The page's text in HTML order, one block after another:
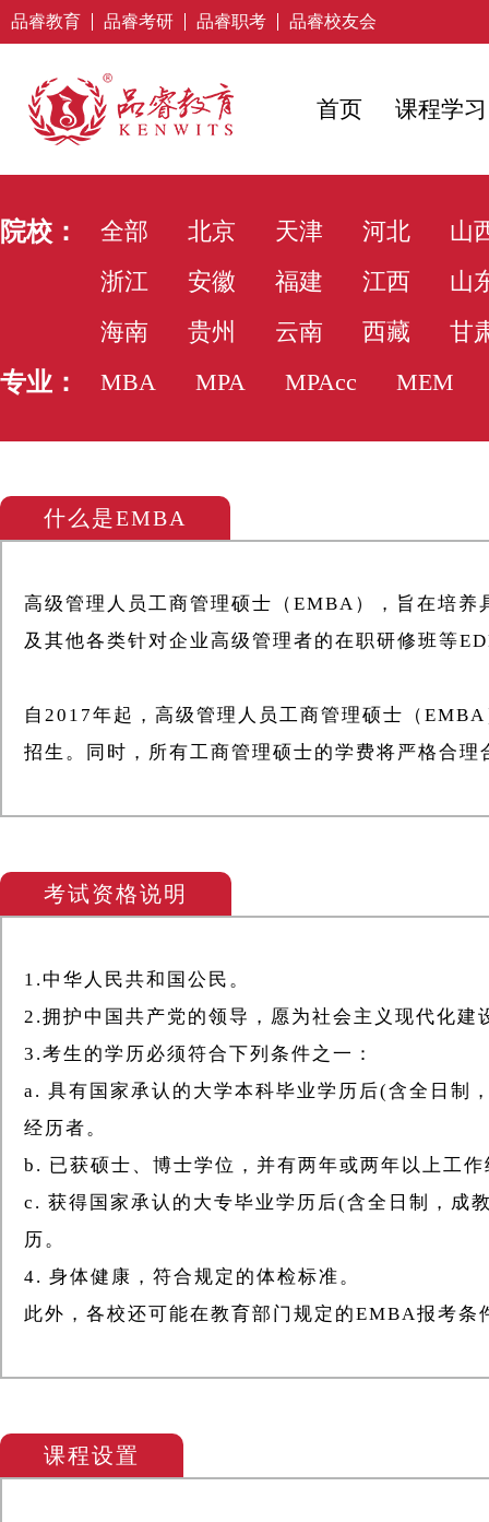
品睿教育 品睿考研 品睿职考 品睿校友会
首页 课程学习
院校： 全部 北京 天津 河北
山
浙江
安徽 福建 江西
山
海南
贵州 云南 西藏 甘
专业： MBA MPA MPAcc MEM
什么是EMBA
高级管理人员工商管理硕士（EMBA），旨在培
及其他各类针对企业高级管理者的在职研修班等
自2017年起，高级管理人员工商管理硕士（
招生。同时，所有工商管理硕士的学费将严格合理
考试资格说明
1.中华人民共和国公民。
2.拥护中国共产党的领导，愿为社会主义现代化建
3.考生的学历必须符合下列条件之一：
a. 具有国家承认的大学本科毕业学历后(含全日
经历者。
b. 已获硕士、博士学位，并有两年或两年以上工
c. 获得国家承认的大专毕业学历后(含全日制，
历。
4. 身体健康，符合规定的体检标准。
此外，各校还可能在教育部门规定的EMBA报考
课程设置